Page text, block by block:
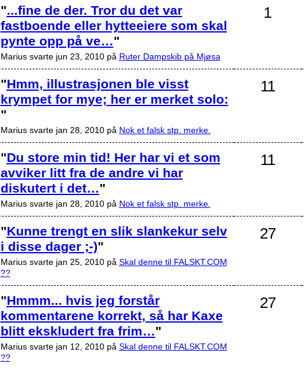
"...fine de der. Tror du det var
fastboende eller hytteeiere som skal
pynte opp på ve…"
Marius svarte jun 23, 2010 på Ruter Dampskib på Mjøsa
1
"Hmm, illustrasjonen ble visst
krympet for mye; her er merket solo:
"
Marius svarte jan 28, 2010 på Nok et falsk stp. merke.
11
"Du store min tid! Her har vi et som
avviker litt fra de andre vi har
diskutert i det…"
Marius svarte jan 28, 2010 på Nok et falsk stp. merke.
11
"Kunne trengt en slik slankekur selv
i disse dager ;-)"
Marius svarte jan 25, 2010 på Skal denne til FALSKT.COM
??
27
"Hmmm... hvis jeg forstår
kommentarene korrekt, så har Kaxe
blitt ekskludert fra frim…"
Marius svarte jan 12, 2010 på Skal denne til FALSKT.COM
??
27